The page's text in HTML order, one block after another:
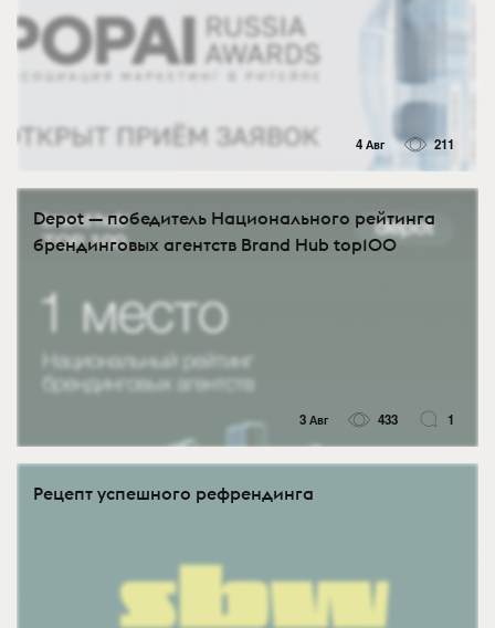
4 Авг 211
Depot — победитель Национального рейтинга
брендинговых агентств Brand Hub top100
3 Авг 433 1
Рецепт успешного рефрендинга